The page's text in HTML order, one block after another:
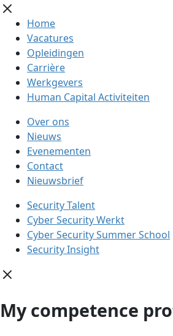
Home
Vacatures
Opleidingen
Carrière
Werkgevers
Human Capital Activiteiten
Over ons
Nieuws
Evenementen
Contact
Nieuwsbrief
Security Talent
Cyber Security Werkt
Cyber Security Summer School
Security Insight
My competence